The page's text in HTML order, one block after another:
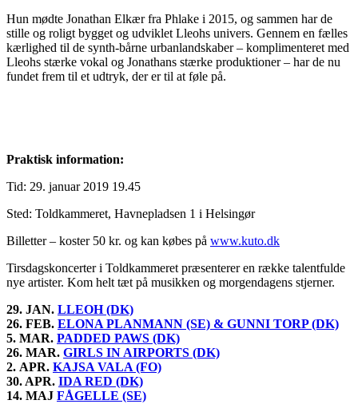
Hun mødte Jonathan Elkær fra Phlake i 2015, og sammen har de
stille og roligt bygget og udviklet Lleohs univers. Gennem en fælles
kærlighed til de synth-bårne urbanlandskaber – komplimenteret med
Lleohs stærke vokal og Jonathans stærke produktioner – har de nu
fundet frem til et udtryk, der er til at føle på.
Praktisk information:
Tid: 29. januar 2019 19.45
Sted: Toldkammeret, Havnepladsen 1 i Helsingør
Billetter – koster 50 kr. og kan købes på www.kuto.dk
Tirsdagskoncerter i Toldkammeret præsenterer en række talentfulde
nye artister. Kom helt tæt på musikken og morgendagens stjerner.
29. JAN. LLEOH (DK)
26. FEB. ELONA PLANMANN (SE) & GUNNI TORP (DK)
5. MAR. PADDED PAWS (DK)
26. MAR. GIRLS IN AIRPORTS (DK)
2. APR. KAJSA VALA (FO)
30. APR. IDA RED (DK)
14. MAJ FÅGELLE (SE)